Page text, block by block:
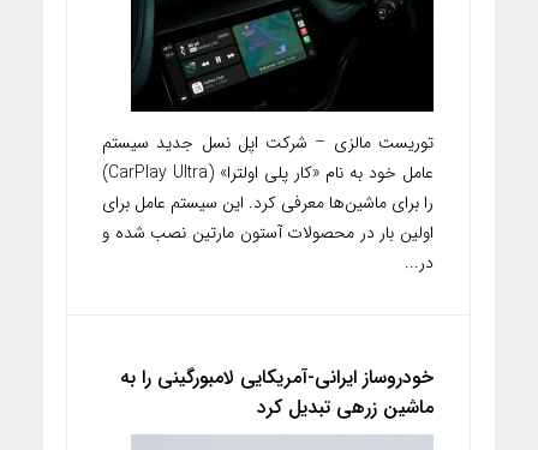
توریست مالزی – شرکت اپل نسل جدید سیستم
عامل خود به نام «کار پلی اولترا» (CarPlay Ultra)
را برای ماشین‌ها معرفی کرد. این سیستم عامل برای
اولین بار در محصولات آستون مارتین نصب شده و
در...
خودروساز ایرانی-آمریکایی لامبورگینی را به
ماشین زرهی تبدیل کرد